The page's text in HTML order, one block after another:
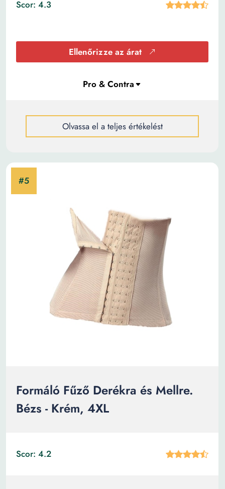
Scor: 4.3
Ellenőrizze az árat
Olvassa el a teljes értékelést
Formáló Fűző Derékra és Mellre.
Bézs - Krém, 4XL
Scor: 4.2